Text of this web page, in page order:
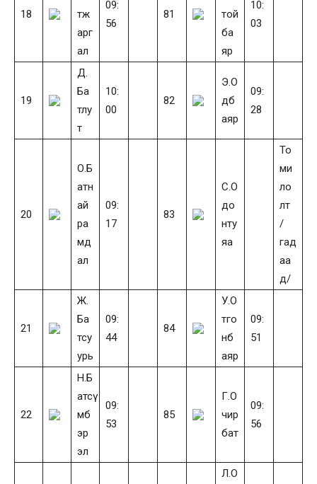
18
тж
арг
ал
09:
56
81
той
ба
яр
10:
03
19
Д.
Ба
тлу
т
10:
00
82
Э.О
дб
аяр
09:
28
20
О.Б
атн
ай
ра
мд
ал
09:
17
83
С.О
до
нту
яа
То
ми
ло
лт
/
гад
аа
д/
21
Ж.
Ба
тсу
урь
09:
44
84
У.О
тго
нб
аяр
09:
51
22
Н.Б
атсү
мб
эр
эл
09:
53
85
Г.О
чир
бат
09:
56
Л.О